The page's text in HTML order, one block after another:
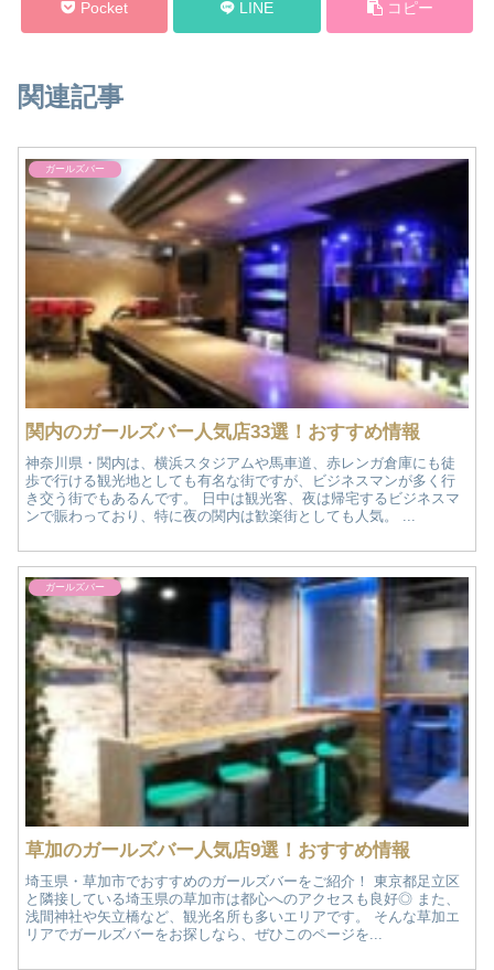
Pocket LINE コピー
関連記事
ガールズバー
関内のガールズバー人気店33選！おすすめ情報
神奈川県・関内は、横浜スタジアムや馬車道、赤レンガ倉庫にも徒
歩で行ける観光地としても有名な街ですが、ビジネスマンが多く行
き交う街でもあるんです。 日中は観光客、夜は帰宅するビジネスマ
ンで賑わっており、特に夜の関内は歓楽街としても人気。 ...
ガールズバー
草加のガールズバー人気店9選！おすすめ情報
埼玉県・草加市でおすすめのガールズバーをご紹介！ 東京都足立区
と隣接している埼玉県の草加市は都心へのアクセスも良好◎ また、
浅間神社や矢立橋など、観光名所も多いエリアです。 そんな草加エ
リアでガールズバーをお探しなら、ぜひこのページを...